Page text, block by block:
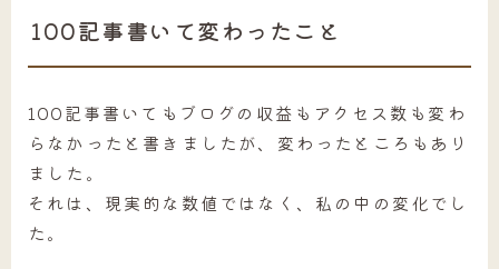
100記事書いて変わったこと
100記事書いてもブログの収益もアクセス数も変わ
らなかったと書きましたが、変わったところもあり
ました。
それは、現実的な数値ではなく、私の中の変化でし
た。